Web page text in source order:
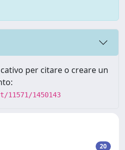
per citare o creare un
1450143
20